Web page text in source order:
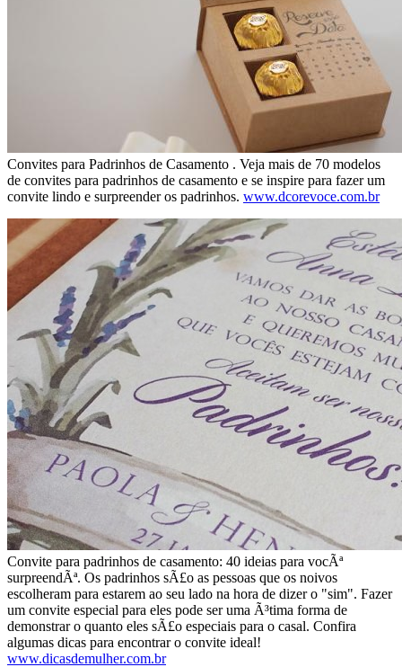
Convites para Padrinhos de Casamento . Veja mais de 70 modelos
de convites para padrinhos de casamento e se inspire para fazer um
convite lindo e surpreender os padrinhos. www.dcorevoce.com.br
Convite para padrinhos de casamento: 40 ideias para vocÃª
surpreendÃª. Os padrinhos sÃ£o as pessoas que os noivos
escolheram para estarem ao seu lado na hora de dizer o "sim". Fazer
um convite especial para eles pode ser uma Ã³tima forma de
demonstrar o quanto eles sÃ£o especiais para o casal. Confira
algumas dicas para encontrar o convite ideal!
www.dicasdemulher.com.br